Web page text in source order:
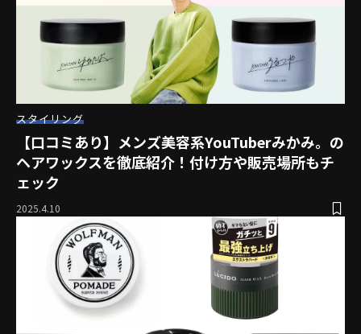
スタイリング
【口コミあり】メンズ美容系YouTuberみかみ。の
ヘアワックスを徹底紹介！付け方や販売場所もチ
ェック
2025.4.10